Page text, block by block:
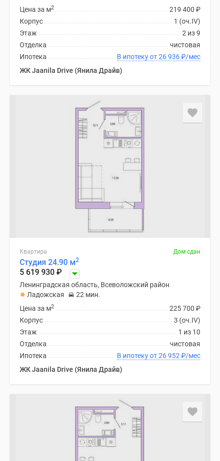
219 400 ₽
Цена за м2
1 (оч.IV)
Корпус
2 из 9
Этаж
чистовая
Отделка
В ипотеку от 26 936₽/мес
Ипотека
ЖК Jaanila Drive (Янила Драйв)
Квартира Дом сдан
Студия 24.90 м2
5 619 930 ₽
Ленинградская область, Всеволожский район
Ладожская
22 мин.
225 700 ₽
Цена за м2
3 (оч.IV)
Корпус
1 из 10
Этаж
чистовая
Отделка
В ипотеку от 26 952 ₽/мес
Ипотека
ЖК Jaanila Drive (Янила Драйв)